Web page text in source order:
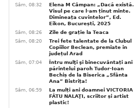
Sâm, 08:32
Elena M Câmpan: „Dacă există.
Visul pe care l-am ținut minte.
Dimineața cuvintelor”, Ed.
Eikon, București, 2025
Sâm, 08:26
Zile de grație la Teaca
Sâm, 08:20
Trei fete talentate de la Clubul
Copiilor Beclean, premiate in
județul Arad
Sâm, 07:04
Întru mulţi şi binecuvântați ani
părintelui paroh Tudor-Ioan
Bechiș de la Biserica „Sfânta
Ana” Bistrița!
Sâm, 06:59
La mulți ani doamnei VICTORIA
FĂTU NALAŢI, scriitor și artist
plastic!